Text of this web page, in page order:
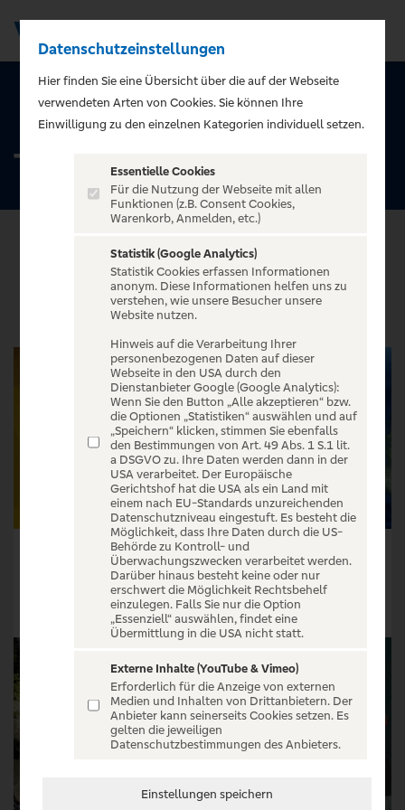
ZURÜCK ZUR STARTSEITE
Tennis
VERANSTALTUNGEN
Tickets ab € 44,75
Terra Wortmann Open 2027
Tickets ab € 30,83
Tickets
Datenschutzeinstellungen
Hier finden Sie eine Übersicht über die auf der Webseite
verwendeten Arten von Cookies. Sie können Ihre
Einwilligung zu den einzelnen Kategorien individuell setzen.
Essentielle Cookies
Für die Nutzung der Webseite mit allen
Funktionen (z.B. Consent Cookies,
Warenkorb, Anmelden, etc.)
Statistik (Google Analytics)
Statistik Cookies erfassen Informationen
anonym. Diese Informationen helfen uns zu
verstehen, wie unsere Besucher unsere
Website nutzen.
Hinweis auf die Verarbeitung Ihrer
personenbezogenen Daten auf dieser
Webseite in den USA durch den
Dienstanbieter Google (Google Analytics):
Wenn Sie den Button „Alle akzeptieren“ bzw.
die Optionen „Statistiken“ auswählen und auf
„Speichern“ klicken, stimmen Sie ebenfalls
den Bestimmungen von Art. 49 Abs. 1 S.1 lit.
a DSGVO zu. Ihre Daten werden dann in der
USA verarbeitet. Der Europäische
Gerichtshof hat die USA als ein Land mit
einem nach EU-Standards unzureichenden
Datenschutzniveau eingestuft. Es besteht die
Möglichkeit, dass Ihre Daten durch die US-
Behörde zu Kontroll- und
Überwachungszwecken verarbeitet werden.
Darüber hinaus besteht keine oder nur
erschwert die Möglichkeit Rechtsbehelf
einzulegen. Falls Sie nur die Option
„Essenziell“ auswählen, findet eine
Übermittlung in die USA nicht statt.
Externe Inhalte (YouTube & Vimeo)
Erforderlich für die Anzeige von externen
Medien und Inhalten von Drittanbietern. Der
Anbieter kann seinerseits Cookies setzen. Es
gelten die jeweiligen
Datenschutzbestimmungen des Anbieters.
Einstellungen speichern